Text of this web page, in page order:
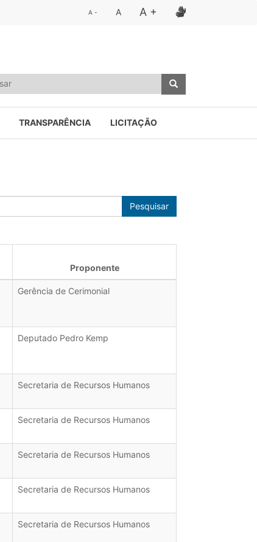
A - A A +
TRANSPARÊNCIA LICITAÇÃO
Pesquisar
Proponente
Gerência de Cerimonial
Deputado Pedro Kemp
Secretaria de Recursos Humanos
Secretaria de Recursos Humanos
Secretaria de Recursos Humanos
Secretaria de Recursos Humanos
Secretaria de Recursos Humanos